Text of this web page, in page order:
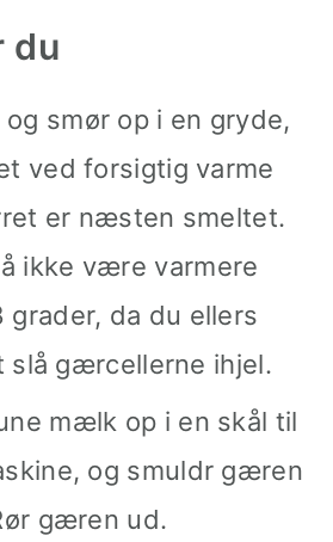
du
smør op i en gryde,
ved forsigtig varme
er næsten smeltet.
ikke være varmere
da du ellers
slå gærcellerne ihjel.
mælk op i en skål til
og smuldr gæren
gæren ud.